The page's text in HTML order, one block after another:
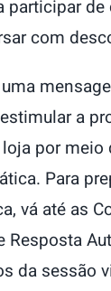
participar
com
a
por meio
Para
vá até as
Resposta
da sessão